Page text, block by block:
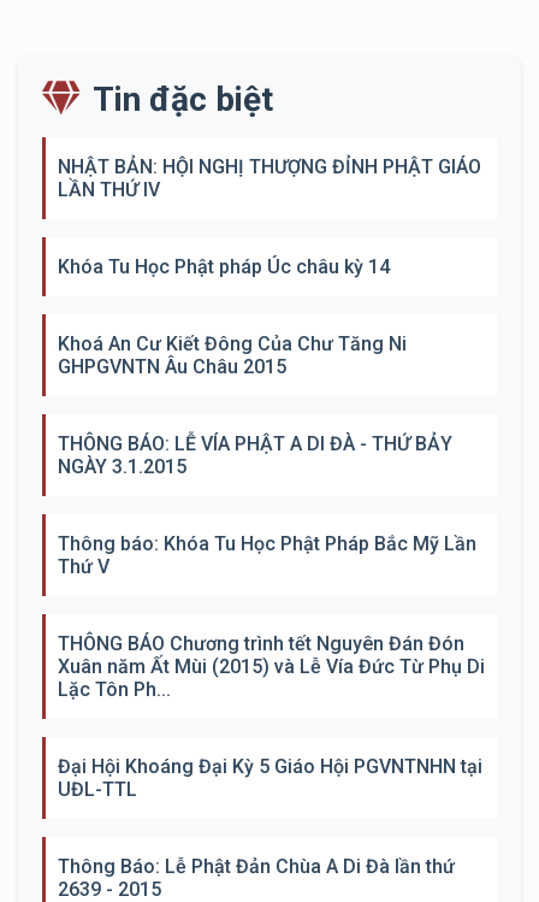
Tin đặc biệt
NHẬT BẢN: HỘI NGHỊ THƯỢNG ĐỈNH PHẬT GIÁO
LẦN THỨ IV
Khóa Tu Học Phật pháp Úc châu kỳ 14
Khoá An Cư Kiết Đông Của Chư Tăng Ni
GHPGVNTN Âu Châu 2015
THÔNG BÁO: LỄ VÍA PHẬT A DI ĐÀ - THỨ BẢY
NGÀY 3.1.2015
Thông báo: Khóa Tu Học Phật Pháp Bắc Mỹ Lần
Thứ V
THÔNG BÁO Chương trình tết Nguyên Đán Đón
Xuân năm Ất Mùi (2015) và Lễ Vía Đức Từ Phụ Di
Lặc Tôn Ph...
Đại Hội Khoáng Đại Kỳ 5 Giáo Hội PGVNTNHN tại
UĐL-TTL
Thông Báo: Lễ Phật Đản Chùa A Di Đà lần thứ
2639 - 2015